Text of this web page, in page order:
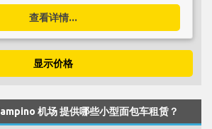
查看详情...
显示价格
机场 提供哪些小型面包车租赁？